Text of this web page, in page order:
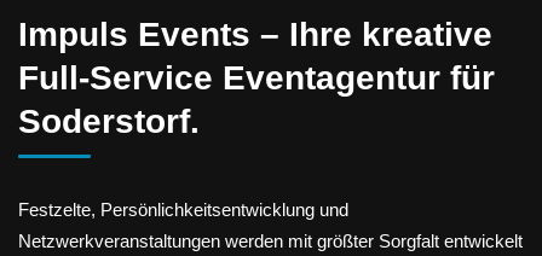
Impuls Events – Ihre kreative
Full-Service Eventagentur für
Soderstorf.
Festzelte, Persönlichkeitsentwicklung und
Netzwerkveranstaltungen werden mit größter Sorgfalt entwickelt